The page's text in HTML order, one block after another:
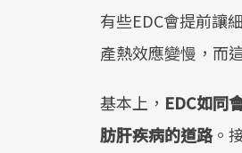
有些EDC會提前讓
產熱效應變慢，而
基本上， EDC如同
肪肝疾病的道路。